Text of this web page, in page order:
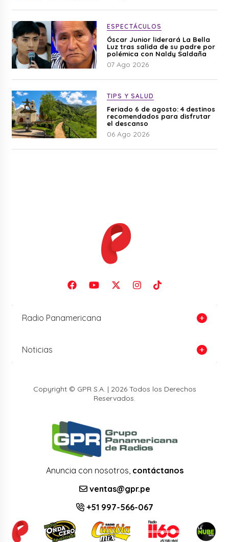
ESPECTÁCULOS
Óscar Junior liderará La Bella
Luz tras salida de su padre por
polémica con Naldy Saldaña
07 Ago 2026
TIPS Y SALUD
Feriado 6 de agosto: 4 destinos
recomendados para disfrutar
el descanso
06 Ago 2026
Radio Panamericana
Noticias
Copyright © GPR S.A. | 2026 Todos los Derechos
Reservados.
Anuncia con nosotros, contáctanos
ventas@gpr.pe
+51 997-566-067